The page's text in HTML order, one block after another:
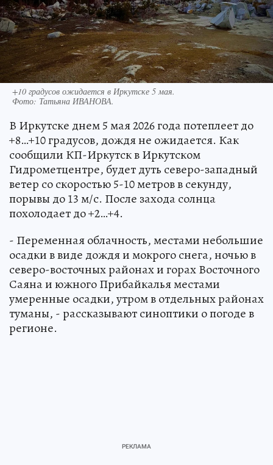
+10 градусов ожидается в Иркутске 5 мая.
Фото: Татьяна ИВАНОВА.
В Иркутске днем 5 мая 2026 года потеплеет до
+8…+10 градусов, дождя не ожидается. Как
сообщили КП-Иркутск в Иркутском
Гидрометцентре, будет дуть северо-западный
ветер со скоростью 5-10 метров в секунду,
порывы до 13 м/с. После захода солнца
похолодает до +2…+4.
- Переменная облачность, местами небольшие
осадки в виде дождя и мокрого снега, ночью в
северо-восточных районах и горах Восточного
Саяна и южного Прибайкалья местами
умеренные осадки, утром в отдельных районах
туманы, - рассказывают синоптики о погоде в
регионе.